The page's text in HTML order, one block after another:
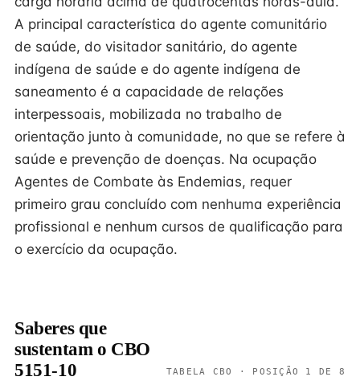
A principal característica do agente comunitário
de saúde, do visitador sanitário, do agente
indígena de saúde e do agente indígena de
saneamento é a capacidade de relações
interpessoais, mobilizada no trabalho de
orientação junto à comunidade, no que se refere à
saúde e prevenção de doenças. Na ocupação
Agentes de Combate às Endemias, requer
primeiro grau concluído com nenhuma experiência
profissional e nenhum cursos de qualificação para
o exercício da ocupação.
Saberes que
sustentam o CBO
5151-10
TABELA CBO · POSIÇÃO 1 DE 8